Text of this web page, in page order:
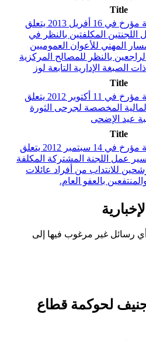
Title
قرار من رئيس الحكومة مؤرخ في 16 أفريل 2013 يتعلق
المكلفتين بالنظر في
المهني للأعوان العموميين
الراجعين بالنظر للمصالح المركزية
الصبغة الإدارية التابعة لوز
Title
قرار من رئيس الحكومة مؤرخ في 11 أكتوبر 2012 يتعلق
المخصصة لجرحى الثورة
عيد الإضحى
Title
قرار من رئيس الحكومة مؤرخ في 14 سبتمبر 2012 يتعلق
عمل اللجنة المشتركة المكلفة
للانتداب من أفراد عائلات
بالعفو العام.
رسائل غير مرغوب فيها إلى
لحوكمة قطاع